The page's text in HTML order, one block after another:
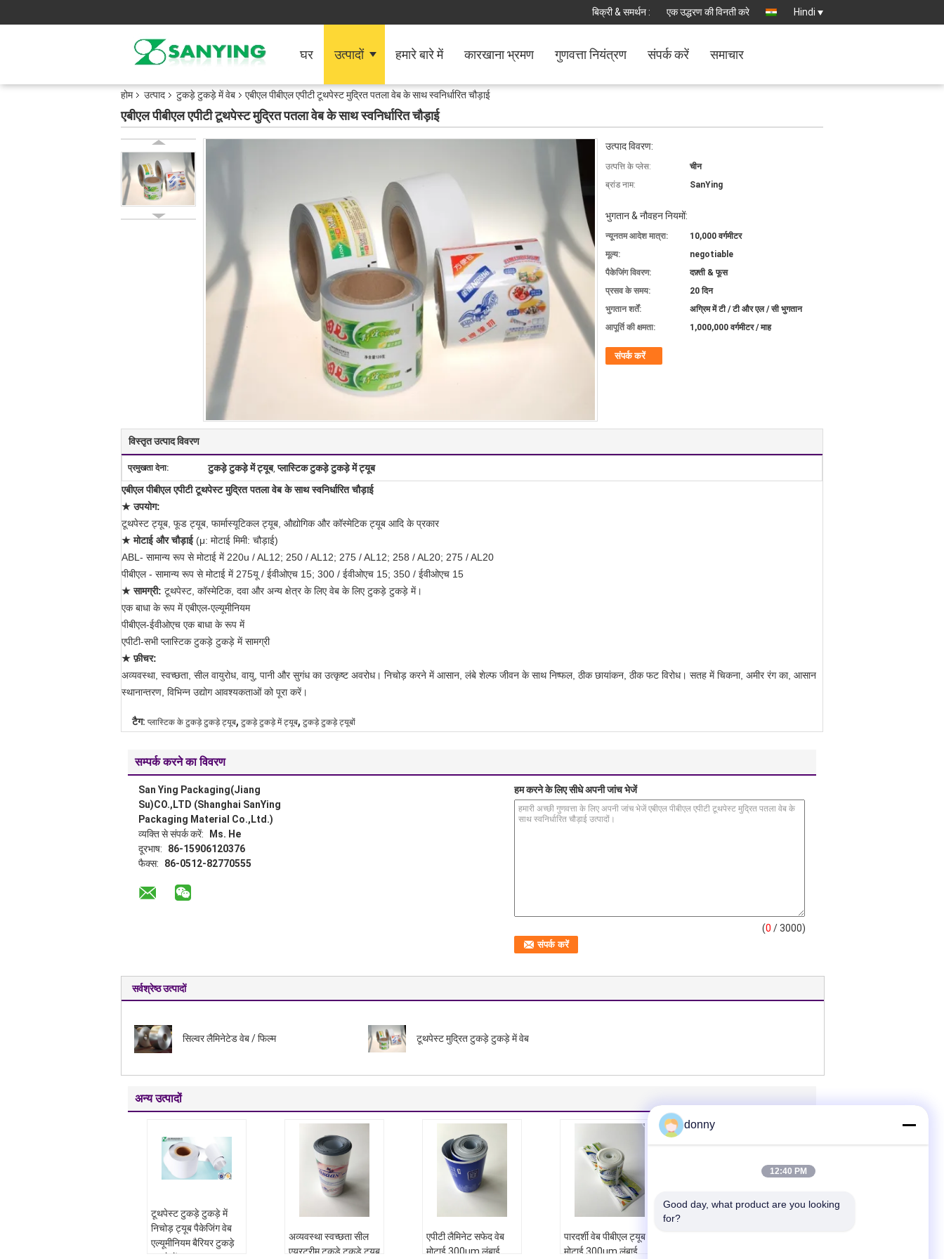
बिक्री & समर्थन : एक उद्धरण की विनती करे Hindi
घर उत्पादों हमारे बारे में कारखाना भ्रमण गुणवत्ता नियंत्रण संपर्क करें समाचार
होम उत्पाद टुकड़े टुकड़े में वेब एबीएल पीबीएल एपीटी टूथपेस्ट मुद्रित पतला वेब के साथ स्वनिर्धारित चौड़ाई
एबीएल पीबीएल एपीटी टूथपेस्ट मुद्रित पतला वेब के साथ स्वनिर्धारित चौड़ाई
उत्पाद विवरण:
उत्पत्ति के प्लेस:
चीन
ब्रांड नाम:
SanYing
भुगतान & नौवहन नियमों:
न्यूनतम आदेश मात्रा:
10,000 वर्गमीटर
मूल्य:
negotiable
पैकेजिंग विवरण:
दफ़्ती & फूस
प्रसव के समय:
20 दिन
भुगतान शर्तें:
अग्रिम में टी / टी और एल / सी भुगतान
आपूर्ति की क्षमता:
1,000,000 वर्गमीटर / माह
संपर्क करें
विस्तृत उत्पाद विवरण
प्रमुखता देना: टुकड़े टुकड़े में ट्यूब,प्लास्टिक टुकड़े टुकड़े में ट्यूब
एबीएल पीबीएल एपीटी टूथपेस्ट मुद्रित पतला वेब के साथ स्वनिर्धारित चौड़ाई
★ उपयोग:
टूथपेस्ट ट्यूब, फूड ट्यूब, फार्मास्यूटिकल ट्यूब, औद्योगिक और कॉस्मेटिक ट्यूब आदि के प्रकार
★ मोटाई और चौड़ाई(μ: मोटाई मिमी: चौड़ाई)
ABL- सामान्य रूप से मोटाई में 220u / AL12; 250 / AL12; 275 / AL12; 258 / AL20; 275 / AL20
पीबीएल - सामान्य रूप से मोटाई में 275यू / ईवीओएच 15; 300 / ईवीओएच 15; 350 / ईवीओएच 15
★ सामग्री: टूथपेस्ट, कॉस्मेटिक, दवा और अन्य क्षेत्र के लिए वेब के लिए टुकड़े टुकड़े में।
एक बाधा के रूप में एबीएल-एल्यूमीनियम
पीबीएल-ईवीओएच एक बाधा के रूप में
एपीटी-सभी प्लास्टिक टुकड़े टुकड़े में सामग्री
★ फ़ीचर:
अव्यवस्था, स्वच्छता, सील वायुरोध, वायु, पानी और सुगंध का उत्कृष्ट अवरोध। निचोड़ करने में आसान, लंबे शेल्फ जीवन के साथ निष्फल, ठीक छायांकन, ठीक फट विरोध। सतह में चिकना, अमीर रंग का, आसान
स्थानान्तरण, विभिन्न उद्योग आवश्यकताओं को पूरा करें।
टैग: प्लास्टिक के टुकड़े टुकड़े ट्यूब, टुकड़े टुकड़े में ट्यूब, टुकड़े टुकड़े ट्यूबों
सम्पर्क करने का विवरण
San Ying Packaging(Jiang
Su)CO.,LTD (Shanghai SanYing
Packaging Material Co.,Ltd.)
व्यक्ति से संपर्क करें:
Ms. He
दूरभाष:
86-15906120376
फैक्स:
86-0512-82770555
हम करने के लिए सीधे अपनी जांच भेजें
(0 / 3000)
सर्वश्रेष्ठ उत्पादों
सिल्वर लैमिनेटेड वेब / फिल्म टूथपेस्ट मुद्रित टुकड़े टुकड़े में वेब
अन्य उत्पादों
टूथपेस्ट टुकड़े टुकड़े में
निचोड़ ट्यूब पैकेजिंग वेब
एल्यूमीनियम बैरियर टुकड़े
अव्यवस्था स्वच्छता सील
एयरट्रीम टुकड़े टुकड़े ट्यूब
एपीटी लैमिनेट सफेद वेब
मोटाई 300um लंबाई
पारदर्शी वेब पीबीएल ट्यूब
मोटाई 300um लंबाई
donny
12:40 PM
Good day, what product are you looking
for?